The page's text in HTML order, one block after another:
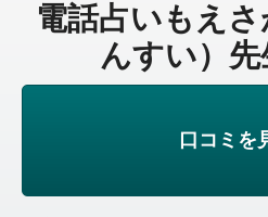
電話占いもえ
んすい）先
口コミを